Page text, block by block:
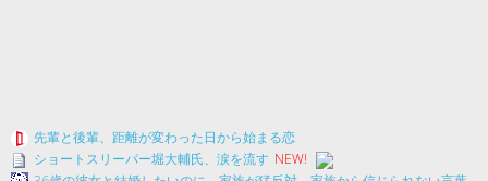
先輩と後輩、距離が変わった日から始まる恋
ショートスリーパー堀大輔氏、涙を流す NEW!